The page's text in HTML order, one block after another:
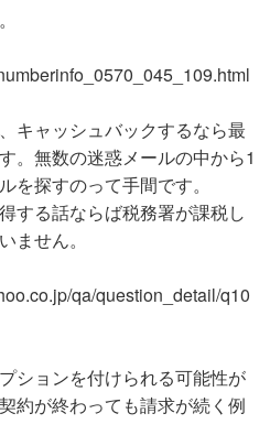
キャッシュバックするなら最
。無数の迷惑メールの中から1
を探すのって手間です。
する話ならば税務署が課税し
ません。
qa/question_detail/q10
ションを付けられる可能性が
約が終わっても請求が続く例